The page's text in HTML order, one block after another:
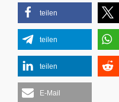
teilen
teilen
teilen
E-Mail